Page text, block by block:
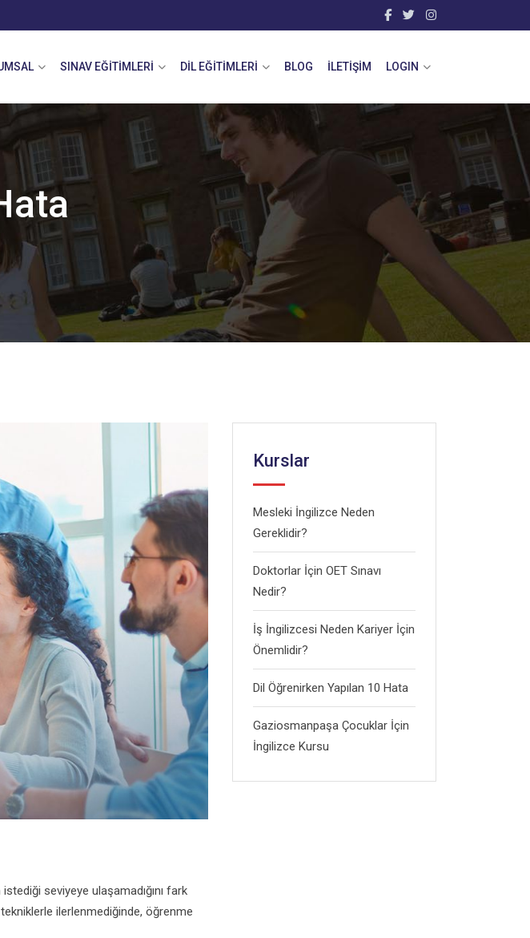
SINAV EĞITIMLERI DİL EĞITIMLERI BLOG İLETIŞIM LOGIN
seviyeye ulaşamadığını fark
tekniklerle ilerlenmediğinde, öğrenme
Kurslar
Mesleki İngilizce Neden
Gereklidir?
Doktorlar İçin OET Sınavı
Nedir?
İş İngilizcesi Neden Kariyer İçin
Önemlidir?
Dil Öğrenirken Yapılan 10 Hata
Gaziosmanpaşa Çocuklar İçin
İngilizce Kursu